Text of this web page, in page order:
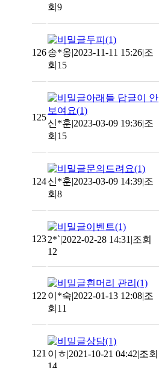
회9
126
두피(1)
송*옹|2023-11-11 15:26|조
회15
125
아래들 답글이 안
보여요(1)
신*훈|2023-03-09 19:36|조
회15
124
문의드려요(1)
신*훈|2023-03-09 14:39|조
회8
123
이벤트(1)
2*`|2022-02-28 14:31 |조회
12
122
흰머리 관리(1)
이*숙|2022-01-13 12:08|조
회11
121
상담(1)
이ㅎ|2021-10-21 04:42|조회
14